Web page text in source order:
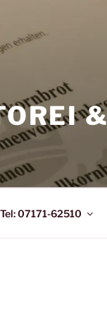
Tel: 07171-62510